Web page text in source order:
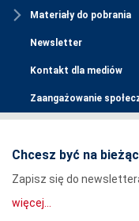
Materiały do pobrania
Newsletter
Kontakt dla mediów
Zaangażowanie
Chcesz być na
Zapisz się do
więcej...